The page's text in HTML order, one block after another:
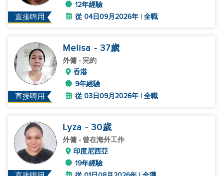
直接聘用
12年經驗
從 04日09月2026年 | 全職
直接聘用
Melisa - 37歲
外傭 - 完約
香港
9年經驗
從 03日09月2026年 | 全職
Lyza - 30歲
外傭 - 曾在海外工作
印度尼西亞
19年經驗